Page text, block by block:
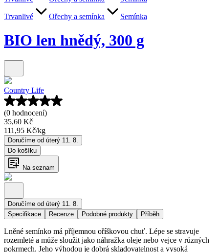
Trvanlivé Ořechy a semínka Semínka
BIO len hnědý, 300 g
Country Life
(0 hodnocení)
35,60 Kč
111,95 Kč/kg
Doručíme od úterý 11. 8.
Do košíku
Na seznam
Doručíme od úterý 11. 8.
Specifikace
Recenze Podobné produkty Příběh
Lněné semínko má příjemnou oříškovou chuť. Lépe se stravuje
rozemleté a může sloužit jako náhražka oleje nebo vejce v různých
pokrmech. Jeho výhodou je dobrá skladovatelnost a vysoká